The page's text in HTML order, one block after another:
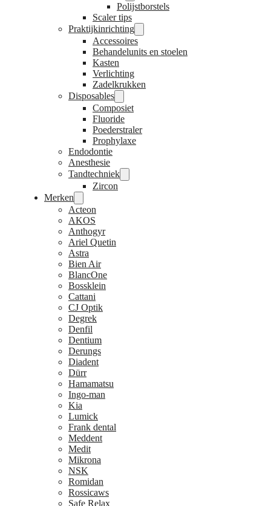
Polijstborstels
Scaler tips
Praktijkinrichting
Accessoires
Behandelunits en stoelen
Kasten
Verlichting
Zadelkrukken
Disposables
Composiet
Fluoride
Poederstraler
Prophylaxe
Endodontie
Anesthesie
Tandtechniek
Zircon
Merken
Acteon
AKOS
Anthogyr
Ariel Quetin
Astra
Bien Air
BlancOne
Bossklein
Cattani
CJ Optik
Degrek
Denfil
Dentium
Derungs
Diadent
Dürr
Hamamatsu
Ingo-man
Kia
Lumick
Frank dental
Meddent
Medit
Mikrona
NSK
Romidan
Rossicaws
Safe Relax